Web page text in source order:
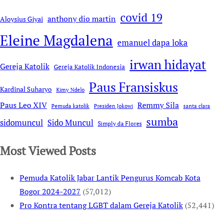
Aloysius Giyai anthony dio martin covid 19
Eleine Magdalena emanuel dapa loka
Gereja Katolik Gereja Katolik Indonesia irwan hidayat
Kardinal Suharyo Kimy Ndelo Paus Fransiskus
Paus Leo XIV Pemuda katolik Presiden Jokowi Remmy Sila santa clara
sidomuncul Sido Muncul Simply da Flores sumba
Most Viewed Posts
Pemuda Katolik Jabar Lantik Pengurus Komcab Kota
Bogor 2024-2027 (57,012)
Pro Kontra tentang LGBT dalam Gereja Katolik (52,441)